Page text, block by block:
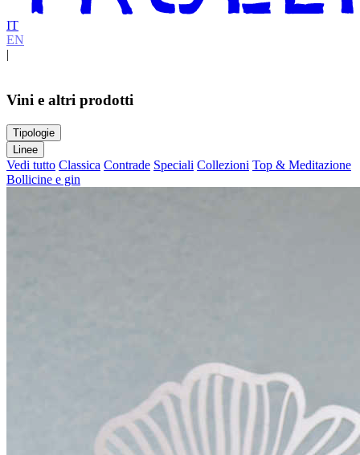
IT
EN
|
Vini e altri prodotti
Tipologie
Linee
Vedi tutto Classica Contrade Speciali Collezioni Top & Meditazione
Bollicine e gin